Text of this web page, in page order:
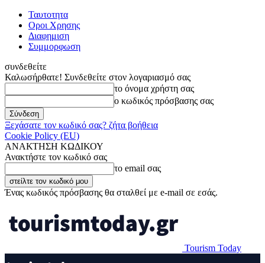
Ταυτοτητα
Οροι Χρησης
Διαφημιση
Συμμορφωση
συνδεθείτε
Καλωσήρθατε! Συνδεθείτε στον λογαριασμό σας
το όνομα χρήστη σας
ο κωδικός πρόσβασης σας
Ξεχάσατε τον κωδικό σας? ζήτα βοήθεια
Cookie Policy (EU)
ΑΝΑΚΤΗΣΗ ΚΩΔΙΚΟΥ
Ανακτήστε τον κωδικό σας
το email σας
Ένας κωδικός πρόσβασης θα σταλθεί με e-mail σε εσάς.
Tourism Today